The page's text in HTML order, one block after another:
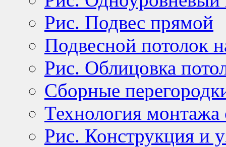
Рис. Подвес прямой
Подвесной потолок
Рис. Облицовка
Сборные
Технология
Рис. Конструкция и